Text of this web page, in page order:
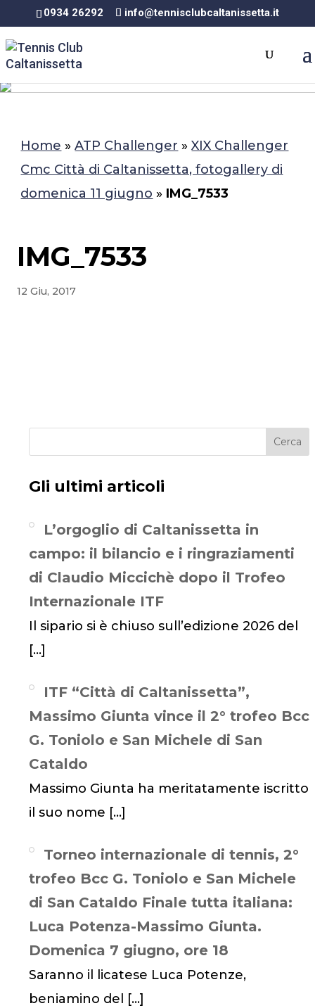
0934 26292 info@tennisclubcaltanissetta.it
Home »ATP Challenger »XIX Challenger
Cmc Città di Caltanissetta, fotogallery di
domenica 11 giugno » IMG_7533
IMG_7533
12 Giu, 2017
Cerca
Gli ultimi articoli
L’orgoglio di Caltanissetta in
campo: il bilancio e i ringraziamenti
di Claudio Miccichè dopo il Trofeo
Internazionale ITF
Il sipario si è chiuso sull’edizione 2026 del
[…]
ITF “Città di Caltanissetta”,
Massimo Giunta vince il 2° trofeo Bcc
G. Toniolo e San Michele di San
Cataldo
Massimo Giunta ha meritatamente iscritto
il suo nome […]
Torneo internazionale di tennis, 2°
trofeo Bcc G. Toniolo e San Michele
di San Cataldo Finale tutta italiana:
Luca Potenza-Massimo Giunta.
Domenica 7 giugno, ore 18
Saranno il licatese Luca Potenze,
beniamino del
[…]